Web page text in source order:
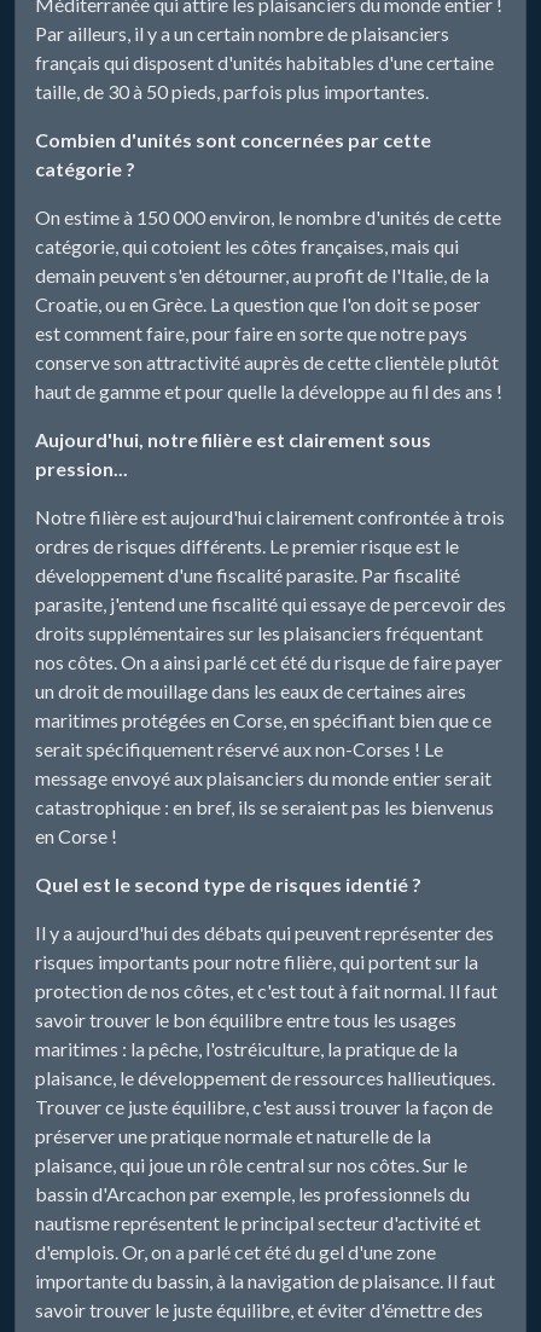
Par ailleurs, il y a un certain nombre de plaisanciers
français qui disposent d'unités habitables d'une certaine
taille, de 30 à 50 pieds, parfois plus importantes.
Combien d'unités sont concernées par cette
catégorie ?
On estime à 150 000 environ, le nombre d'unités de cette
catégorie, qui cotoient les côtes françaises, mais qui
demain peuvent s'en détourner, au profit de l'Italie, de la
Croatie, ou en Grèce. La question que l'on doit se poser
est comment faire, pour faire en sorte que notre pays
conserve son attractivité auprès de cette clientèle plutôt
haut de gamme et pour quelle la développe au fil des ans !
Aujourd'hui, notre filière est clairement sous
pression...
Notre filière est aujourd'hui clairement confrontée à trois
ordres de risques différents. Le premier risque est le
développement d'une fiscalité parasite. Par fiscalité
parasite, j'entend une fiscalité qui essaye de percevoir des
droits supplémentaires sur les plaisanciers fréquentant
nos côtes. On a ainsi parlé cet été du risque de faire payer
un droit de mouillage dans les eaux de certaines aires
maritimes protégées en Corse, en spécifiant bien que ce
serait spécifiquement réservé aux non-Corses ! Le
message envoyé aux plaisanciers du monde entier serait
catastrophique : en bref, ils se seraient pas les bienvenus
en Corse !
Quel est le second type de risques identié ?
Il y a aujourd'hui des débats qui peuvent représenter des
risques importants pour notre filière, qui portent sur la
protection de nos côtes, et c'est tout à fait normal. Il faut
savoir trouver le bon équilibre entre tous les usages
maritimes : la pêche, l'ostréiculture, la pratique de la
plaisance, le développement de ressources hallieutiques.
Trouver ce juste équilibre, c'est aussi trouver la façon de
préserver une pratique normale et naturelle de la
plaisance, qui joue un rôle central sur nos côtes. Sur le
bassin d'Arcachon par exemple, les professionnels du
nautisme représentent le principal secteur d'activité et
d'emplois. Or, on a parlé cet été du gel d'une zone
importante du bassin, à la navigation de plaisance. Il faut
savoir trouver le juste équilibre, et éviter d'émettre des